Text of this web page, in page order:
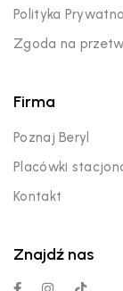
Polityka
Zgoda na
Firma
Poznaj Beryl
Placówki
Kontakt
Znajdź nas